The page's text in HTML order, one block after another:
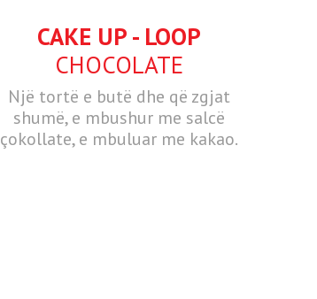
CAKE UP - LOOP
CHOCOLATE
Një tortë e butë dhe që zgjat
shumë, e mbushur me salcë
çokollate, e mbuluar me kakao.